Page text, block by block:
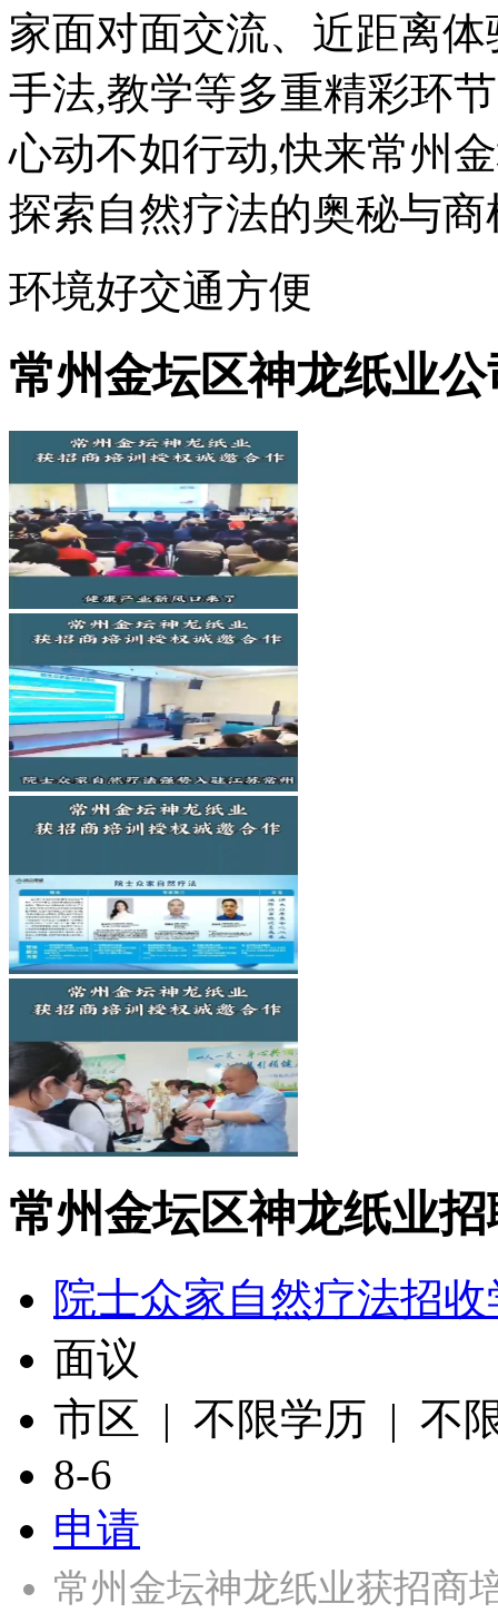
家面对面交流、近距离
手法,教学等多重精彩环
心动不如行动,快来常州
探索自然疗法的奥秘与商
环境好交通方便
常州金坛区神龙纸业
常州金坛区神龙纸业
院士众家自然疗法招
面议
市区 | 不限学历 | 不
8-6
申请
常州金坛神龙纸业获招商